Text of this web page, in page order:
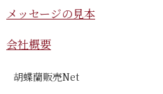
メッセージの見本
会社概要
胡蝶蘭販売Net